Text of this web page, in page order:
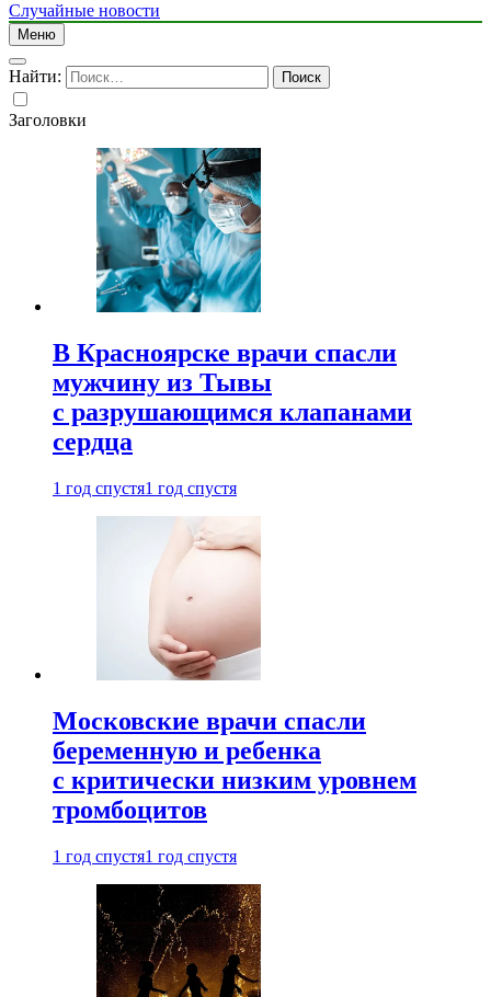
Случайные новости
Меню
Найти:
Заголовки
В Красноярске врачи спасли
мужчину из Тывы
с разрушающимся клапанами
сердца
1 год спустя1 год спустя
Московские врачи спасли
беременную и ребенка
с критически низким уровнем
тромбоцитов
1 год спустя1 год спустя